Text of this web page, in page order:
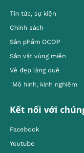
Tin tức, sự kiện
Chính sách
Sản phẩm OCOP
Sản vật vùng miền
Vẻ đẹp làng quê
Mô hình, kinh nghiêm
Kết nối với
Facebook
Youtube